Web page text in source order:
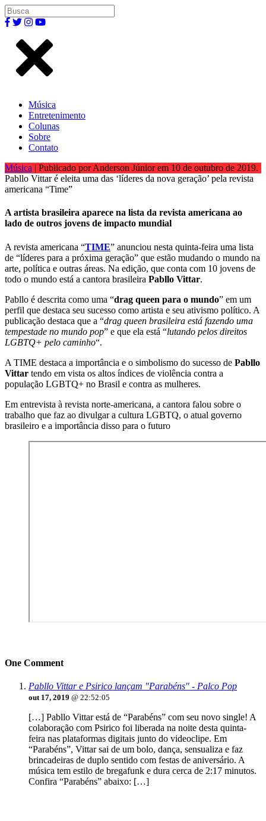
Música
Entretenimento
Colunas
Sobre
Contato
Música | Publicado por Anderson Júnior em 10 de outubro de 2019.
Pabllo Vittar é eleita uma das ‘líderes da nova geração’ pela revista
americana “Time”
A artista brasileira aparece na lista da revista americana ao
lado de outros jovens de impacto mundial
A revista americana “TIME” anunciou nesta quinta-feira uma lista
de “líderes para a próxima geração” que estão mudando o mundo na
arte, política e outras áreas. Na edição, que conta com 10 jovens de
todo o mundo está a cantora brasileira Pabllo Vittar.
Pabllo é descrita como uma “drag queen para o mundo” em um
perfil que destaca seu sucesso como artista e seu ativismo político. A
publicação destaca que a “drag queen brasileira está fazendo uma
tempestade no mundo pop” e que ela está “lutando pelos direitos
LGBTQ+ pelo caminho“.
A TIME destaca a importância e o simbolismo do sucesso de Pabllo
Vittar tendo em vista os altos índices de violência contra a
população LGBTQ+ no Brasil e contra as mulheres.
Em entrevista à revista norte-americana, a cantora falou sobre o
trabalho que faz ao divulgar a cultura LGBTQ, o atual governo
brasileiro e a importância disso para o futuro
One Comment
Pabllo Vittar e Psirico lançam "Parabéns" - Palco Pop
out 17, 2019 @ 22:52:05
[…] Pabllo Vittar está de “Parabéns” com seu novo single! A
colaboração com Psirico foi liberada na noite desta quinta-
feira nas plataformas digitais junto do videoclipe. Em
“Parabéns”, Vittar sai de um bolo, dança, sensualiza e faz
brincadeiras de duplo sentido com festas de aniversário. A
música tem estilo de bregafunk e dura cerca de 2:17 minutos.
Confira “Parabéns” abaixo: […]